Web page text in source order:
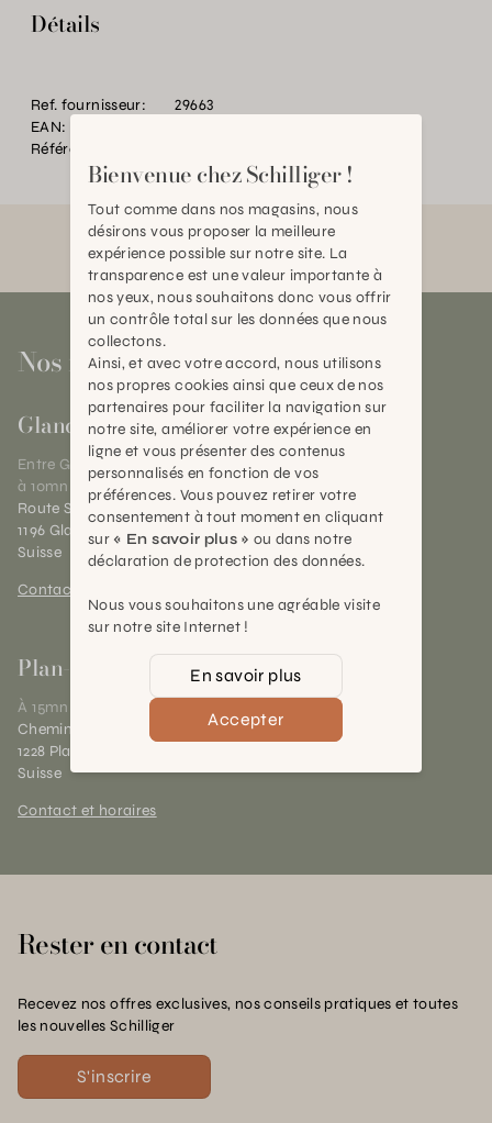
Détails
Ref. fournisseur:
29663
EAN:
Référence:
Nos magasins
Gland
Entre Genève et Lausanne,
à 10mn de Nyon
Route Suisse 40
1196 Gland (VD)
Suisse
Contact et horaires
Plan-les-Ouates
À 15mn du centre de Genève
Chemin des Charrotons 25
1228 Plan-les-Ouates (GE)
Suisse
Contact et horaires
Rester en contact
Recevez nos offres exclusives, nos conseils pratiques et toutes
les nouvelles Schilliger
S'inscrire
Bienvenue chez Schilliger !
Tout comme dans nos magasins, nous
désirons vous proposer la meilleure
expérience possible sur notre site. La
transparence est une valeur importante à
nos yeux, nous souhaitons donc vous offrir
un contrôle total sur les données que nous
collectons.
Ainsi, et avec votre accord, nous utilisons
nos propres cookies ainsi que ceux de nos
partenaires pour faciliter la navigation sur
notre site, améliorer votre expérience en
ligne et vous présenter des contenus
personnalisés en fonction de vos
préférences. Vous pouvez retirer votre
consentement à tout moment en cliquant
sur « En savoir plus » ou dans notre
déclaration de protection des données.
Nous vous souhaitons une agréable visite
sur notre site Internet !
En savoir plus
Accepter